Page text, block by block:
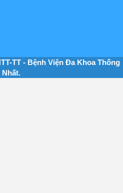
TT - Bệnh Viện Đa Khoa Thống
Nhất.